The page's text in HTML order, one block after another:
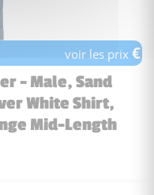
voir les prix€
- Male, Sand
White Shirt,
Mid-Length